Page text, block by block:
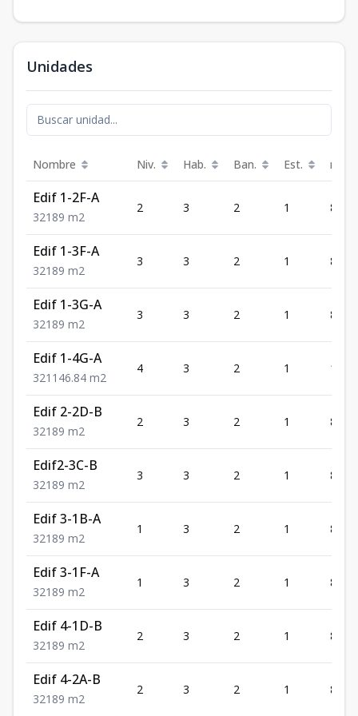
Unidades
Nombre Niv. Hab. Ban. Est. m²
Edif 1-2F-A
321 89 m2
2 3 2 1 89
Edif 1-3F-A
321 89 m2
3 3 2 1 89
Edif 1-3G-A
321 89 m2
3 3 2 1 89
Edif 1-4G-A
321 146.84 m2
4 3 2 1
Edif 2-2D-B
321 89 m2
2 3 2 1 89
Edif2-3C-B
321 89 m2
3 3 2 1 89
Edif 3-1B-A
321 89 m2
1 3 2 1 89
Edif 3-1F-A
321 89 m2
1 3 2 1 89
Edif 4-1D-B
321 89 m2
2 3 2 1 89
Edif 4-2A-B
321 89 m2
2 3 2 1 89